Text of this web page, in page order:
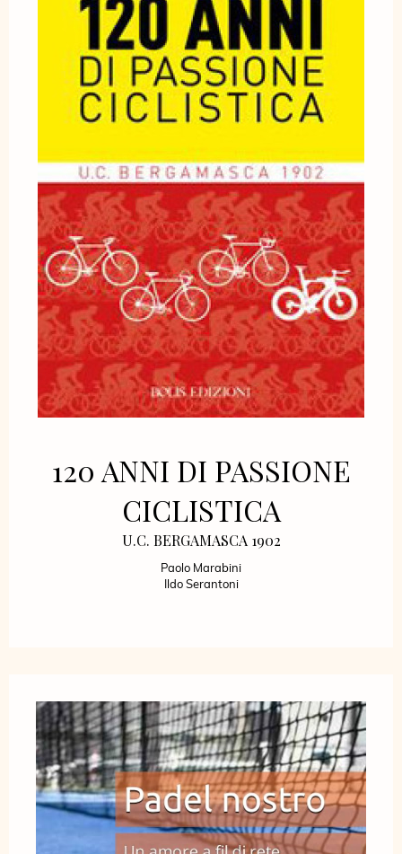
120 ANNI DI PASSIONE
CICLISTICA
U.C. BERGAMASCA 1902
Paolo Marabini
Ildo Serantoni